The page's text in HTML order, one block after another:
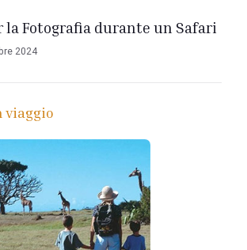
la Fotografia durante un Safari
2024
viaggio